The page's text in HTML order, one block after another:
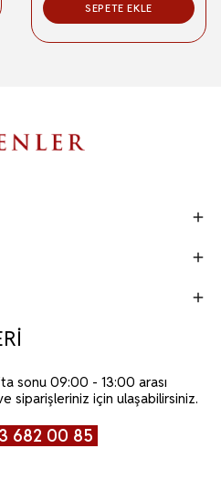
SEPETE EKLE
sonu 09:00 - 13:00 arası
siparişleriniz için ulaşabilirsiniz.
682 00 85